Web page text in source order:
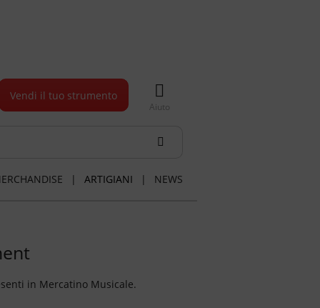
Aiuto
Vendi il tuo strumento
| ARTIGIANI | NEWS
in Mercatino Musicale.